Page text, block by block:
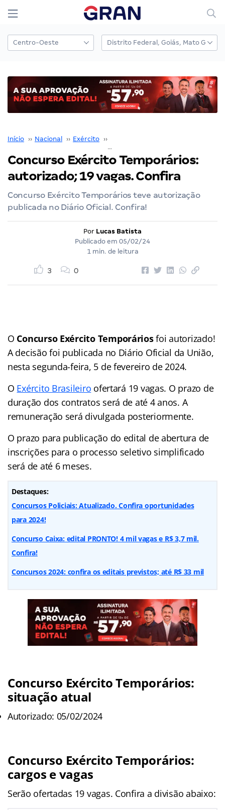
Início ›› Nacional ›› Exército ››
Concurso Exército Temporários:
autorizado; 19 vagas. Confira
Concurso Exército Temporários teve autorização
publicada no Diário Oficial. Confira!
Por Lucas Batista
Publicado em 05/02/24
1 min. de leitura
3 0
O Concurso Exército Temporáriosfoi autorizado!
A decisão foi publicada no Diário Oficial da União,
nesta segunda-feira, 5 de fevereiro de 2024.
O Exército Brasileiro ofertará 19 vagas. O prazo de
duração dos contratos será de até 4 anos. A
remuneração será divulgada posteriormente.
O prazo para publicação do edital de abertura de
inscrições para o processo seletivo simplificado
será de até 6 meses.
Destaques:
Concursos Policiais: Atualizado. Confira oportunidades
para 2024!
Concurso Caixa: edital PRONTO! 4 mil vagas e R$ 3,7 mil.
Confira!
Concursos 2024: confira os editais previstos; até R$ 33 mil
Concurso Exército Temporários:
situação atual
Autorizado: 05/02/2024
Concurso Exército Temporários:
cargos e vagas
Serão ofertadas 19 vagas. Confira a divisão abaixo: